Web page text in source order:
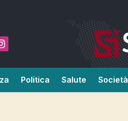
Instagram
Politica Salute Società